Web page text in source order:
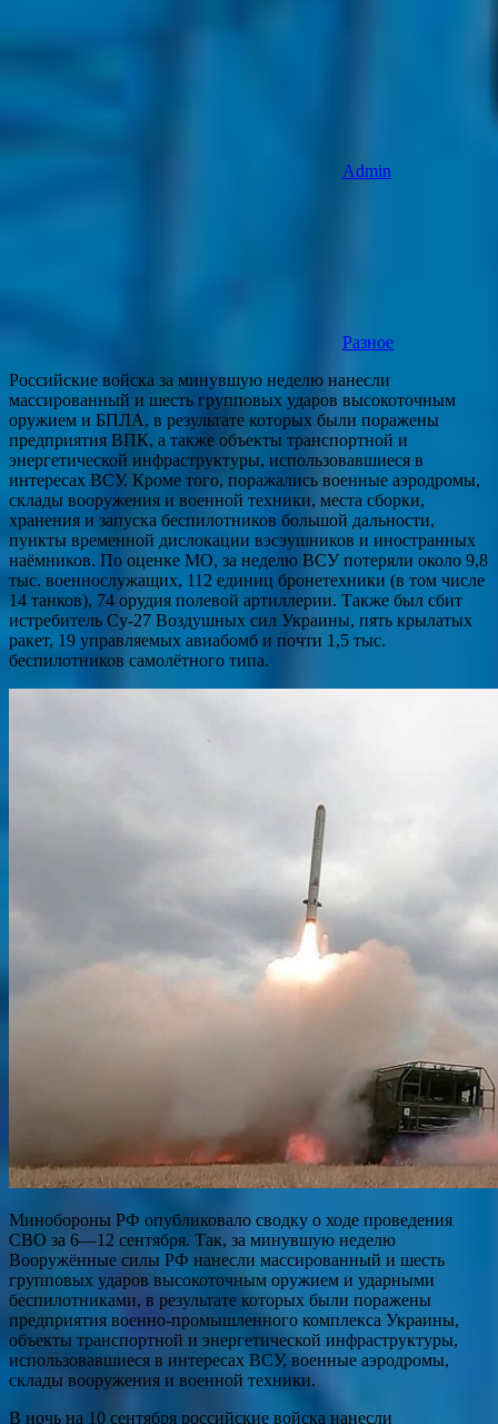
Admin
Разное
Российские войска за минувшую неделю нанесли
массированный и шесть групповых ударов высокоточным
оружием и БПЛА, в результате которых были поражены
предприятия ВПК, а также объекты транспортной и
энергетической инфраструктуры, использовавшиеся в
интересах ВСУ. Кроме того, поражались военные аэродромы,
склады вооружения и военной техники, места сборки,
хранения и запуска беспилотников большой дальности,
пункты временной дислокации вэсэушников и иностранных
наёмников. По оценке МО, за неделю ВСУ потеряли около 9,8
тыс. военнослужащих, 112 единиц бронетехники (в том числе
14 танков), 74 орудия полевой артиллерии. Также был сбит
истребитель Су-27 Воздушных сил Украины, пять крылатых
ракет, 19 управляемых авиабомб и почти 1,5 тыс.
беспилотников самолётного типа.
Минобороны РФ опубликовало сводку о ходе проведения
СВО за 6—12 сентября. Так, за минувшую неделю
Вооружённые силы РФ нанесли массированный и шесть
групповых ударов высокоточным оружием и ударными
беспилотниками, в результате которых были поражены
предприятия военно-промышленного комплекса Украины,
объекты транспортной и энергетической инфраструктуры,
использовавшиеся в интересах ВСУ, военные аэродромы,
склады вооружения и военной техники.
В ночь на 10 сентября российские войска нанесли